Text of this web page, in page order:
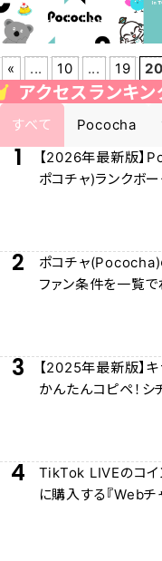
« ... 10 ... 19 20
セスランキング
すべて Pococha
1
【2026年最新版】
ポコチャ)ランクボ
2
ポコチャ
ファン条件を一覧で
3
【2025年最新版】
かんたんコピペ！シ
4
TikTok LIVEのコイ
に購入する『Webチ